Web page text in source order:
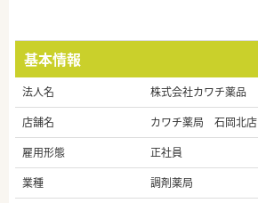
基本情報
法人名
株式会社カワチ薬品
店舗名
カワチ薬局 石岡北店
雇用形態
正社員
業種
調剤薬局